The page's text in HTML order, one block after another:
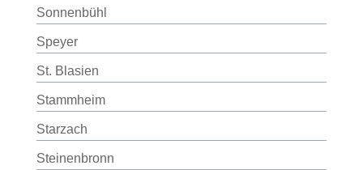
Sonnenbühl
Speyer
St. Blasien
Stammheim
Starzach
Steinenbronn